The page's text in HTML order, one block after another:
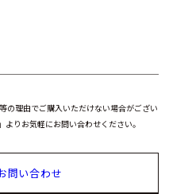
の理由でご購入いただけない場合がござい
りお気軽にお問い合わせください。
問い合わせ